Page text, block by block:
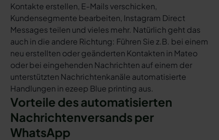
Kontakte erstellen, E-Mails verschicken,
Kundensegmente bearbeiten, Instagram Direct
Messages teilen und vieles mehr. Natürlich geht das
auch in die andere Richtung: Führen Sie z.B. bei einem
neu erstellten oder geänderten Kontakten in Mateo
oder bei eingehenden Nachrichten auf einem der
unterstützten Nachrichtenkanäle automatisierte
Handlungen in ezeep Blue printing aus.
Vorteile des automatisierten
Nachrichtenversands per
WhatsApp